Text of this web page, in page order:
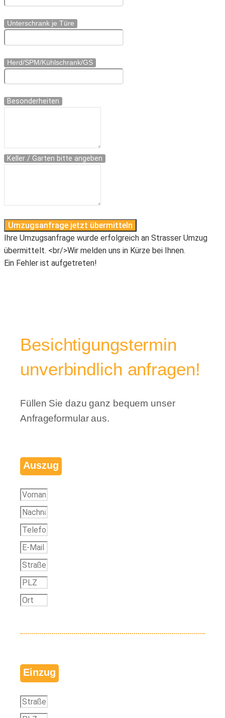
Unterschrank je Türe
Herd/SPM/Kühlschrank/GS
Besonderheiten
Keller / Garten bitte angeben
Umzugsanfrage jetzt übermitteln
Ihre Umzugsanfrage wurde erfolgreich an Strasser Umzug
übermittelt. <br/>Wir melden uns in Kürze bei Ihnen.
Ein Fehler ist aufgetreten!
Besichtigungstermin
unverbindlich anfragen!
Füllen Sie dazu ganz bequem unser
Anfrageformular aus.
Auszug
Einzug